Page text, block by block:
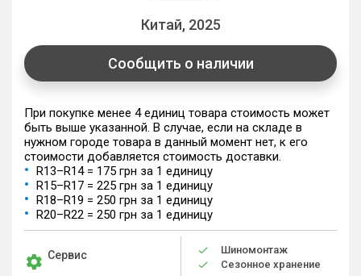
Китай, 2025
Сообщить о наличии
При покупке менее 4 единиц товара стоимость может
быть выше указанной. В случае, если на складе в
нужном городе товара в данный момент нет, к его
стоимости добавляется стоимость доставки.
R13–R14 = 175 грн за 1 единицу
R15–R17 = 225 грн за 1 единицу
R18–R19 = 250 грн за 1 единицу
R20–R22 = 250 грн за 1 единицу
Сервис
Шиномонтаж
Сезонное хранение